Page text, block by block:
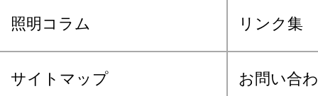
照明コラム リンク集
サイトマップ お問い合